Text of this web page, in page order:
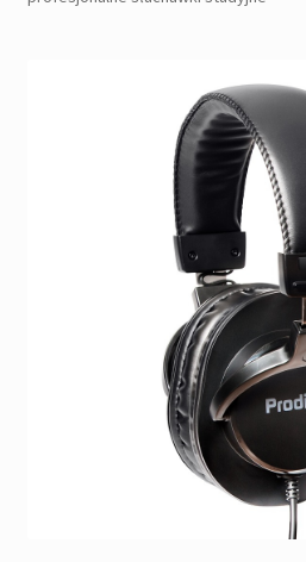
Pozostałe